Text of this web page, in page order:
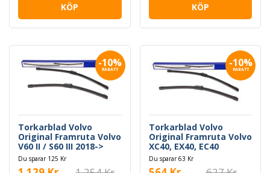
KÖP KÖP
-10%
RABATT
Torkarblad Volvo
Original Framruta Volvo
V60 II / S60 III 2018->
Du sparar 125 Kr
-10%
RABATT
Torkarblad Volvo
Original Framruta Volvo
XC40, EX40, EC40
Du sparar 63 Kr